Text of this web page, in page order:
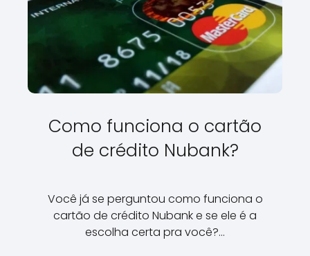
Como funciona o cartão
de crédito Nubank?
Você já se perguntou como funciona o
cartão de crédito Nubank e se ele é a
escolha certa pra você?…